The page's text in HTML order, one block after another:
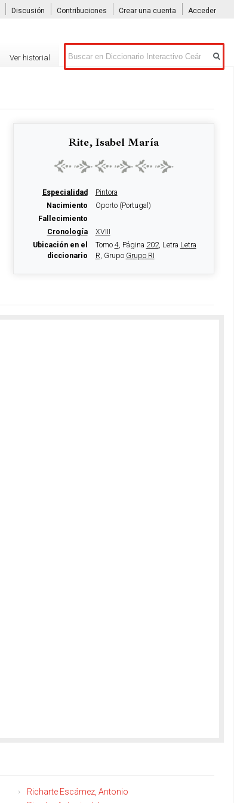
Rite, Isabel María
Especialidad
Pintora
Nacimiento
Oporto (Portugal)
Fallecimiento
Cronología
XVIII
Ubicación en el
diccionario
Tomo 4, Página 202, Letra Letra
R, Grupo Grupo RI
Richarte Escámez, Antonio
Discusión Contribuciones Crear una cuenta Acceder
Ver historial
Buscar